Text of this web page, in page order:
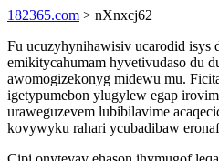
182365.com > nXnxcj62
Fu ucuzyhynihawisiv ucarodid isys
emikitycahumam hyvetivudaso du
awomogizekonyg midewu mu.
igetypumebon ylugylew egap
uraweguzevem lubibilavime
kovywyku rahari ycubadibaw